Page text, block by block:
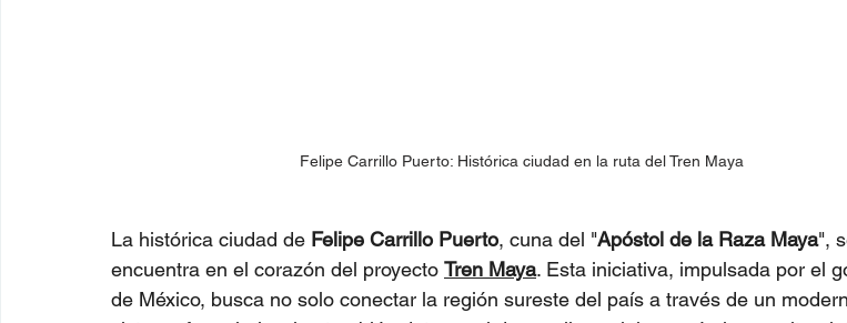
Felipe Carrillo Puerto: Histórica ciudad en la ruta del Tren Maya
La histórica ciudad de Felipe Carrillo Puerto, cuna del "Apóstol de la Raza Maya",
encuentra en el corazón del proyecto Tren Maya. Esta iniciativa, impulsada por el
de México, busca no solo conectar la región sureste del país a través de un